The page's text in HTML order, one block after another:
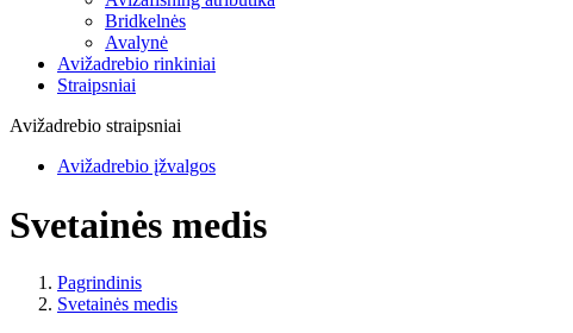
Bridkelnės
Avalynė
Avižadrebio rinkiniai
Straipsniai
Avižadrebio straipsniai
Avižadrebio įžvalgos
Svetainės medis
Pagrindinis
Svetainės medis